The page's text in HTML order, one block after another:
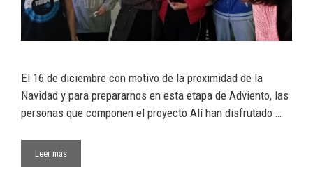
El 16 de diciembre con motivo de la proximidad de la
Navidad y para prepararnos en esta etapa de Adviento, las
personas que componen el proyecto Alí han disfrutado …
Leer más